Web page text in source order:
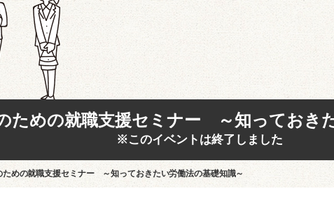
ための就職支援セミナー ～知っておき
※このイベントは終了しました
ための就職支援セミナー ～知っておきたい労働法の基礎知識～